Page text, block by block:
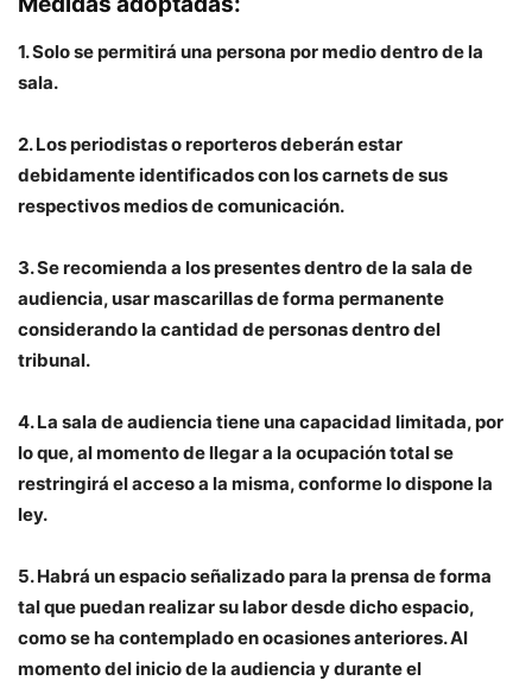
1. Solo se permitirá una persona por medio dentro de la
sala.
2. Los periodistas o reporteros deberán estar
debidamente identificados con los carnets de sus
respectivos medios de comunicación.
3. Se recomienda a los presentes dentro de la sala de
audiencia, usar mascarillas de forma permanente
considerando la cantidad de personas dentro del
tribunal.
4. La sala de audiencia tiene una capacidad limitada, por
lo que, al momento de llegar a la ocupación total se
restringirá el acceso a la misma, conforme lo dispone la
ley.
5. Habrá un espacio señalizado para la prensa de forma
tal que puedan realizar su labor desde dicho espacio,
como se ha contemplado en ocasiones anteriores. Al
momento del inicio de la audiencia y durante el